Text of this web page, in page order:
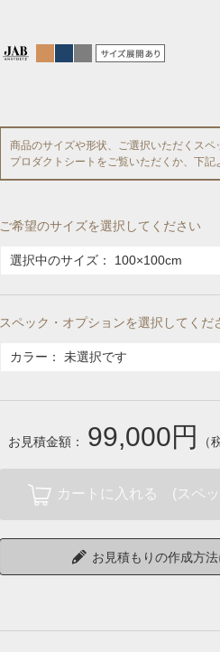
商品のサイズや形状、ご選択いただくスペ
プロダクトシートをご覧いただくか、下記
ご希望のサイズを選択してください
選択中のサイズ： 100×100cm
スペック・オプションを選択してくだ
カラー ： 未選択です
お見積金額： 99,000円 （
カートに入れる (スペ
お見積もりの作成方